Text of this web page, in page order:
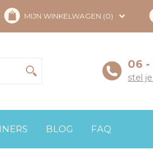
MIJN WINKELWAGEN (0)
06 -
stel
BLOG FAQ